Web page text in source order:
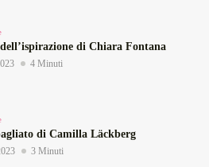
di Chiara Fontana
4 Minuti
di Camilla Läckberg
3 Minuti